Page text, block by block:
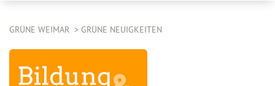
GRÜNE WEIMAR GRÜNE NEUIGKEITEN